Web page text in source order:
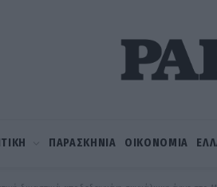
ΠΑΡΑΣΚΗΝΙΑ ΟΙΚΟΝΟΜΙΑ